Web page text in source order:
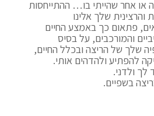
או אחר שהייתי בו… ההתייחסות
והרצינית שלך אלינו
פתאום כך באמצע החיים
והמורכבים, על בסיס
שלך של הריצה ובכלל החיים,
להפתיע ולהדהים אותי.
לך ולדני.
בשפיים.